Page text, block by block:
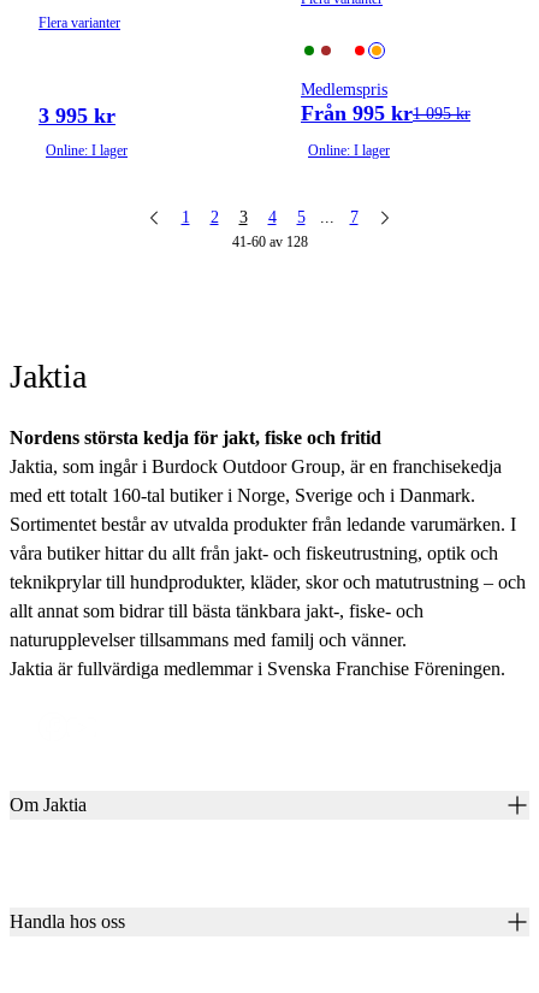
Flera varianter
3 995 kr
Online: I lager
Medlemspris
Från 995 kr1 095 kr
Online: I lager
1 2 3 4 5 ... 7
41-60 av 128
Jaktia
Nordens största kedja för jakt, fiske och fritid
Jaktia, som ingår i Burdock Outdoor Group, är en franchisekedja
med ett totalt 160-tal butiker i Norge, Sverige och i Danmark.
Sortimentet består av utvalda produkter från ledande varumärken. I
våra butiker hittar du allt från jakt- och fiskeutrustning, optik och
teknikprylar till hundprodukter, kläder, skor och matutrustning – och
allt annat som bidrar till bästa tänkbara jakt-, fiske- och
naturupplevelser tillsammans med familj och vänner.
Jaktia är fullvärdiga medlemmar i Svenska Franchise Föreningen.
Om Jaktia
Karriär
Handla hos oss